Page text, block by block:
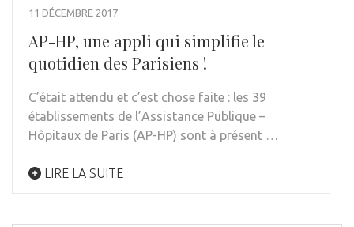
11 DÉCEMBRE 2017
AP-HP, une appli qui simplifie le
quotidien des Parisiens !
C’était attendu et c’est chose faite : les 39
établissements de l’Assistance Publique –
Hôpitaux de Paris (AP-HP) sont à présent …
LIRE LA SUITE